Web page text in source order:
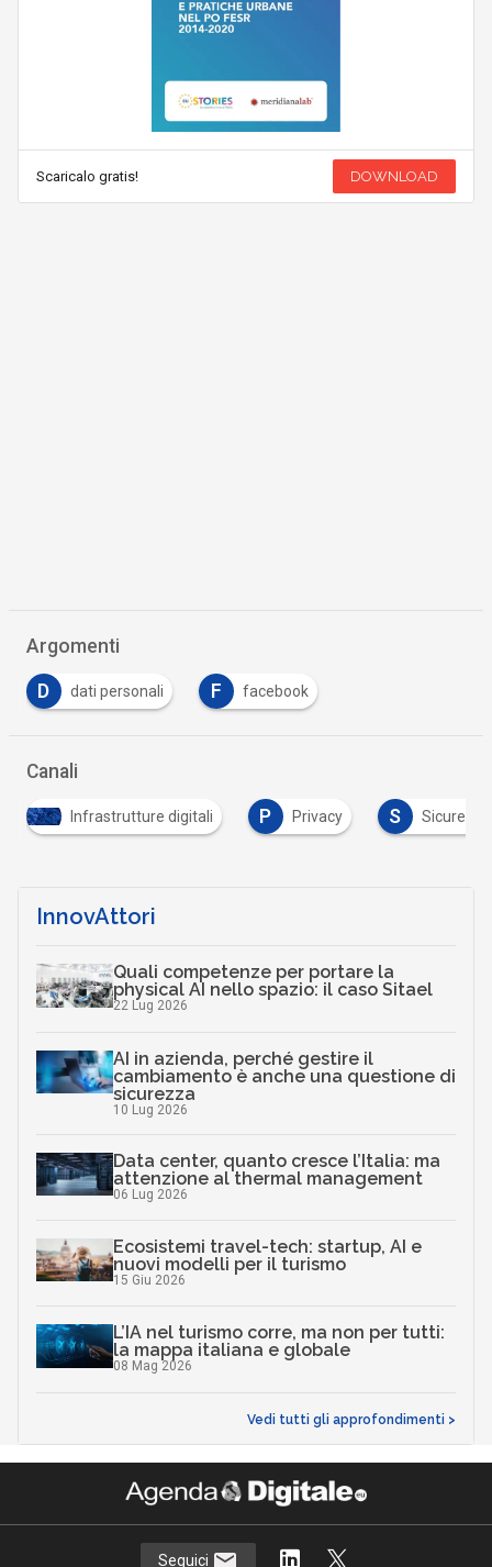
Scaricalo gratis! DOWNLOAD
Argomenti
D dati personali F facebook
Canali
Infrastrutture digitali P Privacy S Sicurezza
InnovAttori
Quali competenze per portare la
physical AI nello spazio: il caso Sitael
22 Lug 2026
AI in azienda, perché gestire il
cambiamento è anche una questione di
sicurezza
10 Lug 2026
Data center, quanto cresce l’Italia: ma
attenzione al thermal management
06 Lug 2026
Ecosistemi travel-tech: startup, AI e
nuovi modelli per il turismo
15 Giu 2026
L’IA nel turismo corre, ma non per tutti:
la mappa italiana e globale
08 Mag 2026
Vedi tutti gli approfondimenti >
Seguici